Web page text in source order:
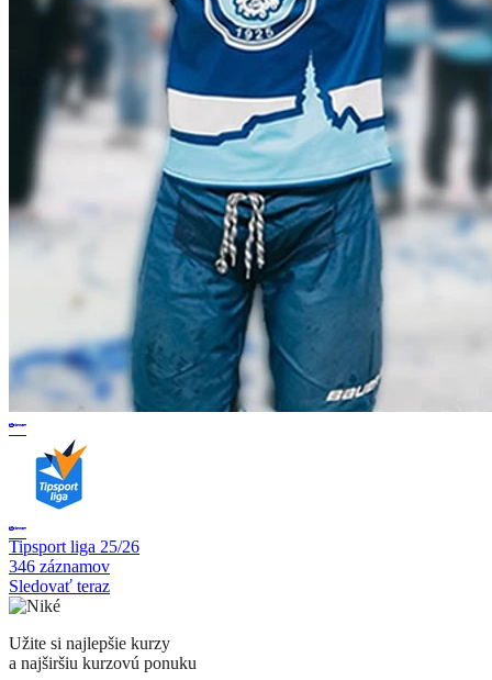
Tipsport liga 25/26
346 záznamov
Sledovať teraz
Užite si najlepšie kurzy
a najširšiu kurzovú ponuku